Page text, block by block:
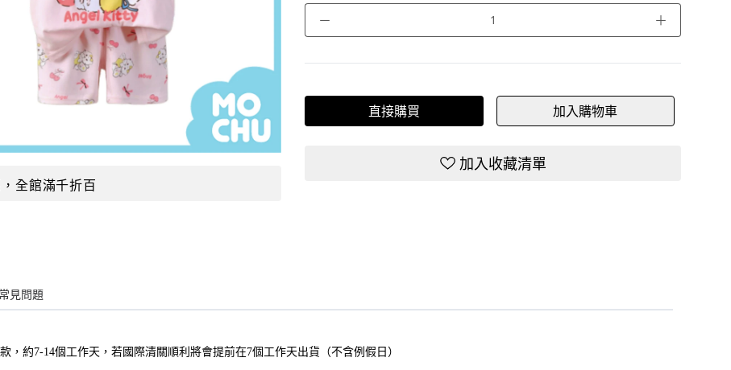
全館滿千折百
－ ＋
直接購買 加入購物車
加入收藏清單
常見問題
，約7-14個工作天，若國際清關順利將會提前在7個工作天出貨（不含例假日）